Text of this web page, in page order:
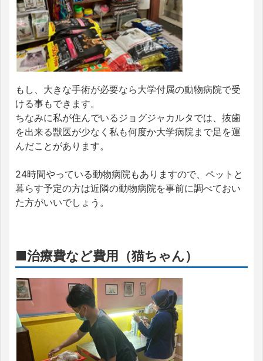
もし、大きな手術が必要なら大学付属の動物病院で受
ける事もできます。
ちなみに私が住んでいるジョグジャカルタでは、抜歯
を出来る獣医が少なく私も何度か大学病院まで足を運
んだことがあります。
24時間やっている動物病院もありますので、ペットと
暮らす予定の方は近隣の動物病院を事前に調べておい
た方がいいでしょう。
■治療費など費用（猫ちゃん）